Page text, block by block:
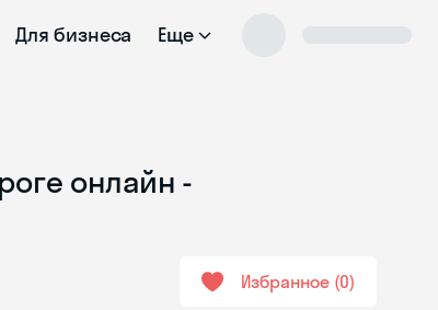
Для бизнеса Еще
онлайн -
Избранное 0